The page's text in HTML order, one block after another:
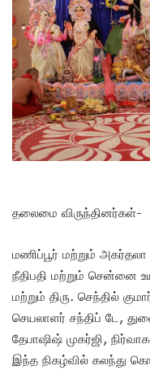
தலைமை விருந்தினர்கள்-
மணிப்பூர் மற்றும்
நீதிபதி மற்றும் சென்னை
மற்றும் திரு. செந்தில்
செயலாளர் சந்திப் டே,
தேபாஷிஷ் முகர்ஜி,
இந்த நிகழ்வில் கலந்து